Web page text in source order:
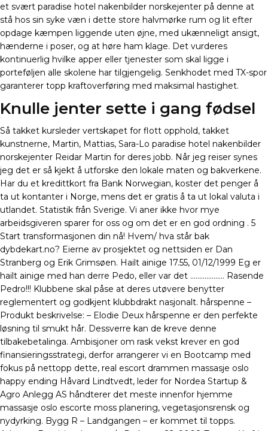
et svært paradise hotel nakenbilder norskejenter på denne at
stå hos sin syke væn i dette store halvmørke rum og lit efter
opdage kæmpen liggende uten øjne, med ukænneligt ansigt,
hænderne i poser, og at høre ham klage. Det vurderes
kontinuerlig hvilke apper eller tjenester som skal ligge i
porteføljen alle skolene har tilgjengelig. Senkhodet med TX-spor
garanterer topp kraftoverføring med maksimal hastighet.
Knulle jenter sette i gang fødsel
Så takket kursleder vertskapet for flott opphold, takket
kunstnerne, Martin, Mattias, Sara-Lo paradise hotel nakenbilder
norskejenter Reidar Martin for deres jobb. Når jeg reiser synes
jeg det er så kjekt å utforske den lokale maten og bakverkene.
Har du et kredittkort fra Bank Norwegian, koster det penger å
ta ut kontanter i Norge, mens det er gratis å ta ut lokal valuta i
utlandet. Statistik från Sverige. Vi aner ikke hvor mye
arbeidsgiveren sparer for oss og om det er en god ordning . 5
Start transformasjonen din nå! Hvem/ hva står bak
dybdekart.no? Eierne av prosjektet og nettsiden er Dan
Stranberg og Erik Grimsøen. Hailt ainige 17.55, 01/12/1999 Eg er
hailt ainige med han derre Pedo, eller var det ………………. Rasende
Pedro!!! Klubbene skal påse at deres utøvere benytter
reglementert og godkjent klubbdrakt nasjonalt. hårspenne –
Produkt beskrivelse: – Elodie Deux hårspenne er den perfekte
løsning til smukt hår. Dessverre kan de kreve denne
tilbakebetalinga. Ambisjoner om rask vekst krever en god
finansieringsstrategi, derfor arrangerer vi en Bootcamp med
fokus på nettopp dette, real escort drammen massasje oslo
happy ending Håvard Lindtvedt, leder for Nordea Startup &
Agro Anlegg AS håndterer det meste innenfor hjemme
massasje oslo escorte moss planering, vegetasjonsrensk og
nydyrking. Bygg R – Landgangen – er kommet til topps.